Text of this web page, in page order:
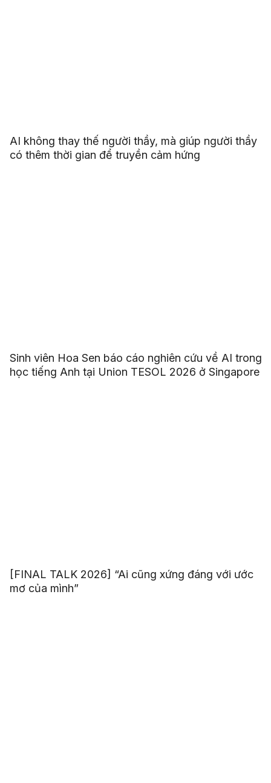
AI không thay thế người thầy, mà giúp người thầy
có thêm thời gian để truyền cảm hứng
Sinh viên Hoa Sen báo cáo nghiên cứu về AI trong
học tiếng Anh tại Union TESOL 2026 ở Singapore
[FINAL TALK 2026] “Ai cũng xứng đáng với ước
mơ của mình”